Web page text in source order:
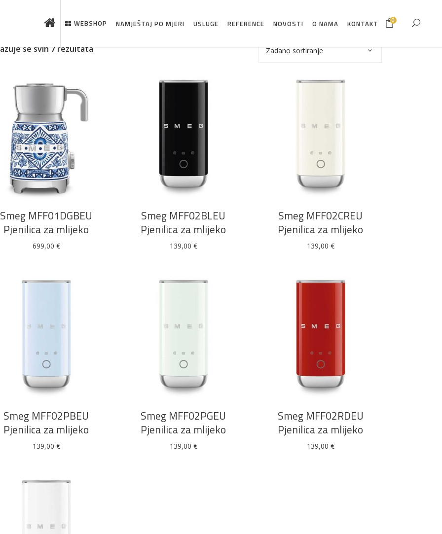
je novo u ponudi
dovratnici
WEBSHOP NAMJEŠTAJ PO MJERI USLUGE REFERENCE NOVOSTI O NAMA KONTAKT 0
se svih 7 rezultata Zadano sortiranje
DODAJ U KOŠARICU
Smeg MFF01DGBEU
Pjenilica za mlijeko
699,00 €
DODAJ U KOŠARICU
Smeg MFF02BLEU
Pjenilica za mlijeko
139,00 €
DODAJ U KOŠARICU
Smeg MFF02CREU
Pjenilica za mlijeko
139,00 €
DODAJ U KOŠARICU
Smeg MFF02PBEU
Pjenilica za mlijeko
139,00 €
DODAJ U KOŠARICU
Smeg MFF02PGEU
Pjenilica za mlijeko
139,00 €
DODAJ U KOŠARICU
Smeg MFF02RDEU
Pjenilica za mlijeko
139,00 €